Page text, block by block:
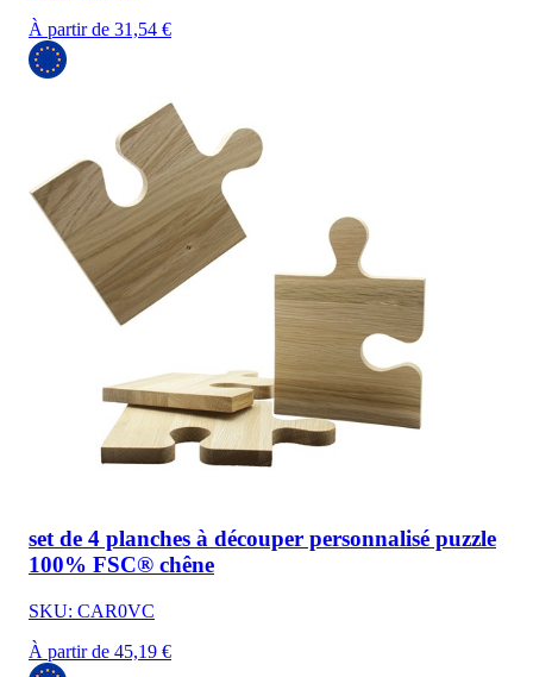
À partir de 31,54 €
set de 4 planches à découper personnalisé puzzle
100% FSC® chêne
SKU: CAR0VC
À partir de 45,19 €